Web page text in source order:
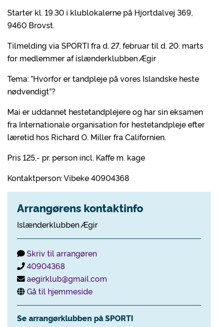
Starter kl. 19.30 i klublokalerne på Hjortdalvej 369,
9460 Brovst.
Tilmelding via SPORTI fra d. 27, februar til d. 20. marts
for medlemmer af islænderklubben Ægir
Tema: ”Hvorfor er tandpleje på vores Islandske heste
nødvendigt”?
Mai er uddannet hestetandplejere og har sin eksamen
fra Internationale organisation for hestetandpleje efter
læretid hos Richard O. Miller fra Californien.
Pris 125,- pr. person incl. Kaffe m. kage
Kontaktperson: Vibeke 40904368
Arrangørens kontaktinfo
Islænderklubben Ægir
Skriv til arrangøren
40904368
aegirklub@gmail.com
Gå til hjemmeside
Se arrangørklubben på SPORTI